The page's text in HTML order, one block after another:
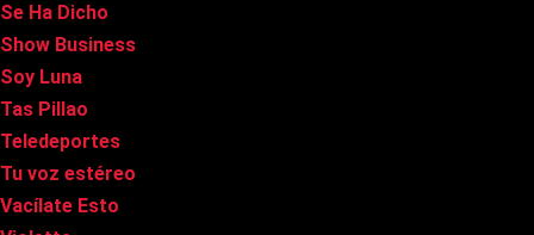
Se Ha Dicho
Show Business
Soy Luna
Tas Pillao
Teledeportes
Tu voz estéreo
Vacílate Esto